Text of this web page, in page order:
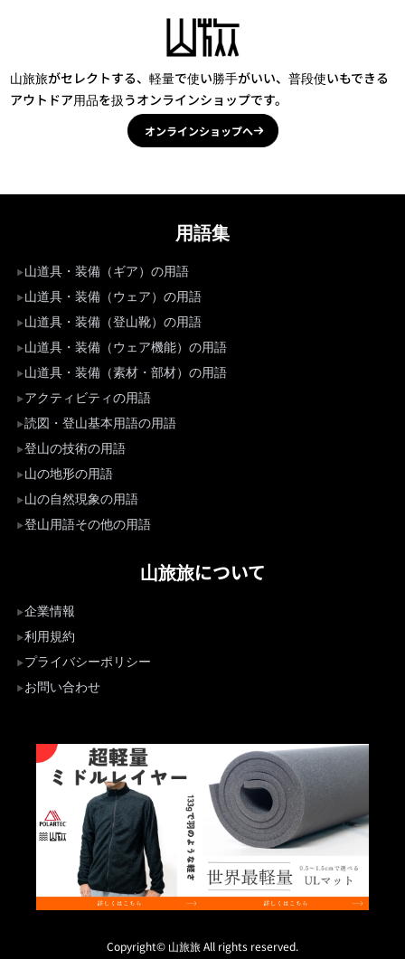
山旅旅がセレクトする、軽量で使い勝手がいい、普段使いもできる
アウトドア用品を扱うオンラインショップです。
オンラインショップへ
用語集
山道具・装備（ギア）の用語
山道具・装備（ウェア）の用語
山道具・装備（登山靴）の用語
山道具・装備（ウェア機能）の用語
山道具・装備（素材・部材）の用語
アクティビティの用語
読図・登山基本用語の用語
登山の技術の用語
山の地形の用語
山の自然現象の用語
登山用語その他の用語
山旅旅について
企業情報
利用規約
プライバシーポリシー
お問い合わせ
Copyright© 山旅旅 All rights reserved.